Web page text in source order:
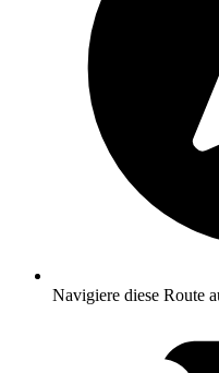
Navigiere diese Route